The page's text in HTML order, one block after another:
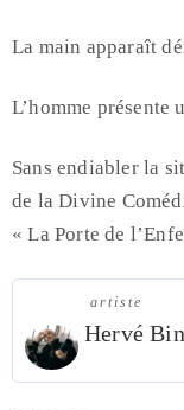
La main apparaît
L’homme présente
Sans endiabler la
de la Divine
« La Porte de
artiste
Hervé